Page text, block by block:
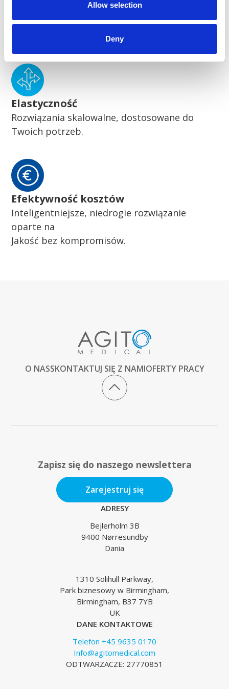
Allow selection
Deny
Zrównoważony rozwój
Pionierskie zrównoważone rozwiązania
Elastyczność
Rozwiązania skalowalne, dostosowane do
Twoich potrzeb.
Efektywność kosztów
Inteligentniejsze, niedrogie rozwiązanie
oparte na
Jakość bez kompromisów.
O NASSKONTAKTUJ SIĘ Z NAMIOFERTY PRACY
Zapisz się do naszego newslettera
Zarejestruj się
ADRESY
Bejlerholm 3B
9400 Nørresundby
Dania
1310 Solihull Parkway,
Park biznesowy w Birmingham,
Birmingham, B37 7YB
UK
DANE KONTAKTOWE
Telefon +45 9635 0170
Info@agitomedical.com
ODTWARZACZE: 27770851